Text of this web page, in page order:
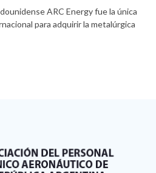
ARC Energy fue la única
para adquirir la metalúrgica